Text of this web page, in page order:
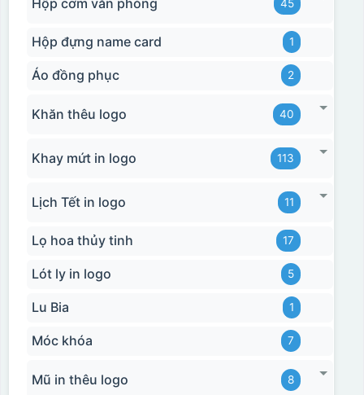
45
Hộp đựng name card 1
Áo đồng phục 2
Khăn thêu logo 40
Khay mứt in logo 113
Lịch Tết in logo 11
Lọ hoa thủy tinh 17
Lót ly in logo 5
Lu Bia 1
Móc khóa 7
Mũ in thêu logo 8